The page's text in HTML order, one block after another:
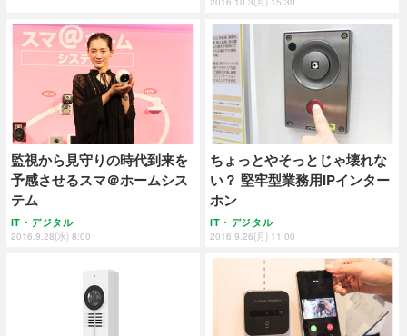
監視から見守りの時代到来を
予感させるスマ＠ホームシス
テム
IT・デジタル
2016.9.28(水) 8:00
ちょっとやそっとじゃ壊れな
い？ 堅牢型業務用IPインター
ホン
IT・デジタル
2016.9.26(月) 11:00